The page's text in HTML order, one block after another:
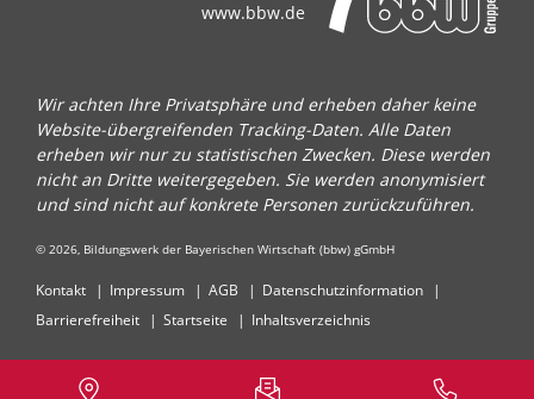
www.bbw.de
Wir achten Ihre Privatsphäre und erheben daher keine
Website-übergreifenden Tracking-Daten. Alle Daten
erheben wir nur zu statistischen Zwecken. Diese werden
nicht an Dritte weitergegeben. Sie werden anonymisiert
und sind nicht auf konkrete Personen zurückzuführen.
© 2026, Bildungswerk der Bayerischen Wirtschaft (bbw) gGmbH
Kontakt Impressum AGB
Datenschutzinformation
Barrierefreiheit
Startseite Inhaltsverzeichnis